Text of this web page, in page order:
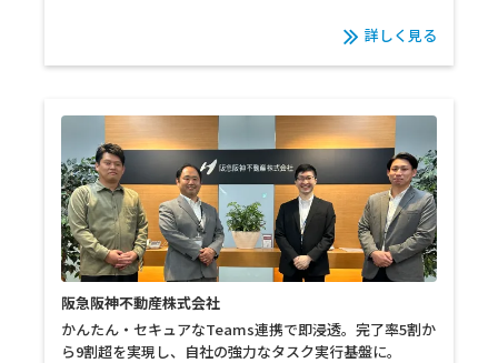
詳しく見る
阪急阪神不動産株式会社
かんたん・セキュアなTeams連携で即浸透。完了率5割か
ら9割超を実現し、自社の強力なタスク実行基盤に。